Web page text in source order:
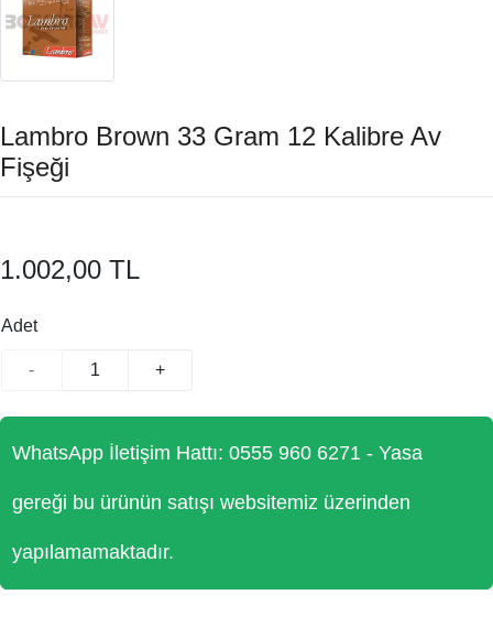
Lambro Brown 33 Gram 12 Kalibre Av
Fişeği
1.002,00 TL
Adet
- +
WhatsApp İletişim Hattı: 0555 960 6271 - Yasa
gereği bu ürünün satışı websitemiz üzerinden
yapılamamaktadır.